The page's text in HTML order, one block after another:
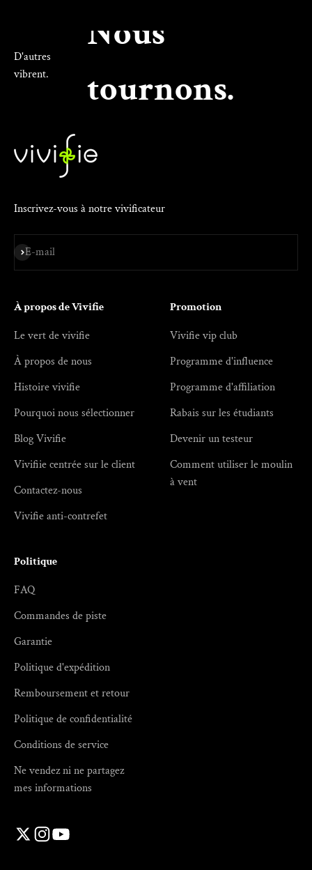
D'autres
vibrent.
Nous
tournons.
Inscrivez-vous à notre vivificateur
E-mail
S'inscrire
À propos de Vivifie
Le vert de vivifie
À propos de nous
Histoire vivifie
Pourquoi nous sélectionner
Blog Vivifie
Vivifiie centrée sur le client
Contactez-nous
Vivifie anti-contrefet
Promotion
Vivifie vip club
Programme d'influence
Programme d'affiliation
Rabais sur les étudiants
Devenir un testeur
Comment utiliser le moulin
à vent
Politique
FAQ
Commandes de piste
Garantie
Politique d'expédition
Remboursement et retour
Politique de confidentialité
Conditions de service
Ne vendez ni ne partagez
mes informations